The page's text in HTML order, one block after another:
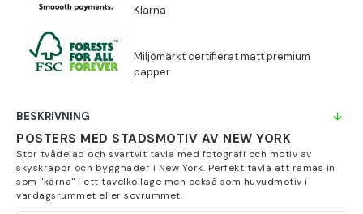
BESKRIVNING
POSTERS MED STADSMOTIV AV NEW YORK
Stor tvådelad och svartvit tavla med fotografi och motiv av
skyskrapor och byggnader i New York. Perfekt tavla att ramas in
som "kärna" i ett tavelkollage men också som huvudmotiv i
vardagsrummet eller sovrummet.